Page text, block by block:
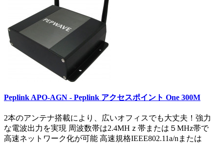
Peplink APO‐AGN - Peplink アクセスポイント One 300M
2本のアンテナ搭載により、広いオフィスでも大丈夫！強力
な電波出力を実現 周波数帯は2.4MHｚ帯または５MHz帯で
高速ネットワーク化が可能 高速規格IEEE802.11a/nまたは